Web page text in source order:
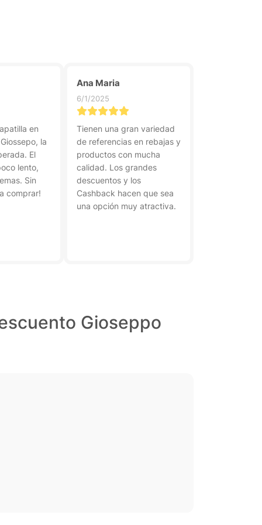
en
la
El
lento,
Sin
comprar!
Ana Maria
6/1/2025
Tienen una gran variedad
de referencias en rebajas y
productos con mucha
calidad. Los grandes
descuentos y los
Cashback hacen que sea
una opción muy atractiva.
Gioseppo